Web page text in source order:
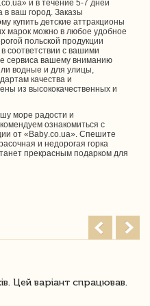
и в течение 5-7 дней
в ваш город. Заказы
купить детские аттракционы
марок можно в любое удобное
польской продукции
соответствии с вашими
сервиса вашему вниманию
водные и для улицы,
качества и
из высококачественных и
море радости и
ознакомиться с
от «Baby.co.ua». Спешите
и недорогая горка
прекрасным подарком для
Цей варіант спрацював.